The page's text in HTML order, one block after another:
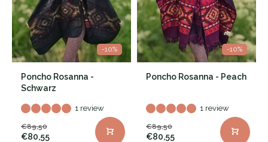
-10%
Poncho Rosanna -
Schwarz
1 review
€89,50
€80,55
-10%
Poncho Rosanna - Peach
1 review
€89,50
€80,55